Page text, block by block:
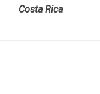
Costa Rica